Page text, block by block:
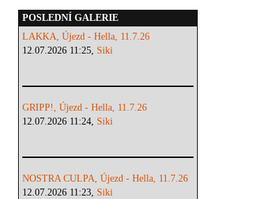
POSLEDNÍ GALERIE
LAKKA, Újezd - Hella, 11.7.26
12.07.2026 11:25, Siki
GRIPP!, Újezd - Hella, 11.7.26
12.07.2026 11:24, Siki
NOSTRA CULPA, Újezd - Hella, 11.7.26
12.07.2026 11:23, Siki